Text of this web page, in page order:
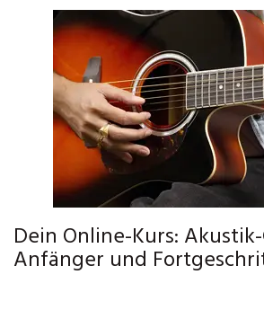
Dein Online-Kurs:
Anfänger und